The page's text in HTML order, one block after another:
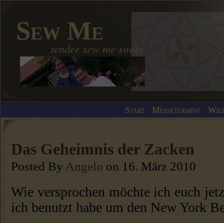
Sew Me
tender sew me sweet
Start Messetermine
Das Geheimnis der Zacken
Posted By Angelo on 16. März 2010
Wie versprochen möchte ich euch
ich benutzt habe um den New York